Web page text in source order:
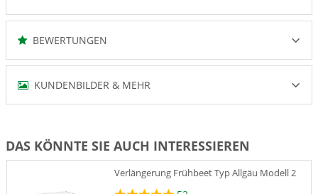
BEWERTUNGEN
KUNDENBILDER & MEHR
DAS KÖNNTE SIE AUCH INTERESSIEREN
Verlängerung Frühbeet Typ Allgäu Modell 2